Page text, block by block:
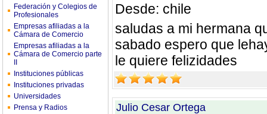
Federación y Colegios de
Profesionales
Empresas afiliadas a la
Cámara de Comercio
Empresas afiliadas a la
Cámara de Comercio parte
Instituciones públicas
Instituciones privadas
Universidades
Prensa y Radios
Desde: chile
saludas a mi hermana
sabado espero que
le quiere felizidades
Julio Cesar Ortega